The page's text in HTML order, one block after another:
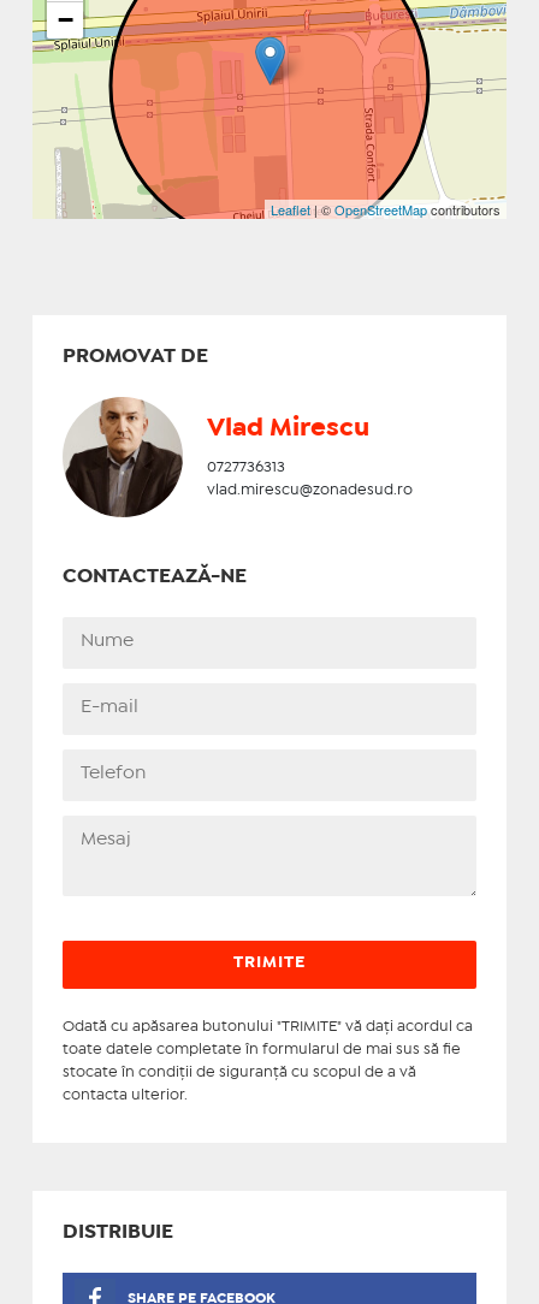
−
Leaflet| ©OpenStreetMapcontributors
PROMOVAT DE
Vlad Mirescu
0727736313
vlad.mirescu@zonadesud.ro
CONTACTEAZĂ-NE
Odată cu apăsarea butonului "TRIMITE" vă daţi acordul ca
toate datele completate în formularul de mai sus să fie
stocate în condiţii de siguranţă cu scopul de a vă
contacta ulterior.
DISTRIBUIE
SHARE PE FACEBOOK